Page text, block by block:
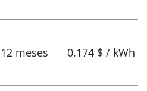
12 meses 0,174 $ / kWh